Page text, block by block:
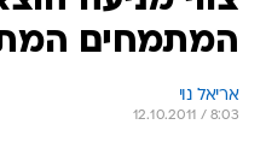
המתמחים
אריאל נוי
12.10.2011 / 8:03